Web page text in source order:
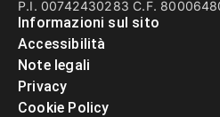
P.I. 00742430283 C.F.
Informazioni sul sito
Accessibilità
Note legali
Privacy
Cookie Policy